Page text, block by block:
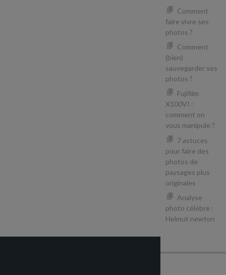
Comment
faire vivre ses
photos ?
Comment
(bien)
sauvegarder ses
photos ?
Fujifilm
X100VI :
comment on
vous manipule ?
7 astuces
pour faire des
photos de
paysages plus
originales
Analyse
photo célèbre :
Helmut newton